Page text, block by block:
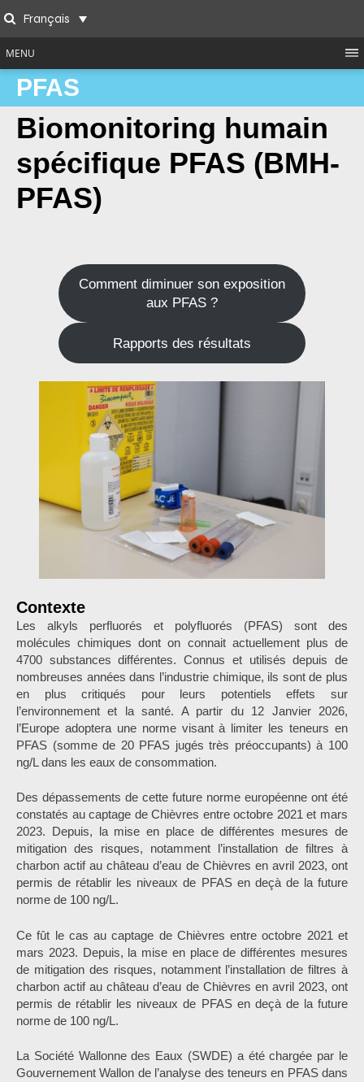
to
content
SearchFrançais
MENU
PFAS
Biomonitoring humain
spécifique PFAS (BMH-
PFAS)
Comment diminuer son exposition
aux PFAS ?
Rapports des résultats
Contexte
Les alkyls perfluorés et polyfluorés (PFAS) sont des
molécules chimiques dont on connait actuellement plus de
4700 substances différentes. Connus et utilisés depuis de
nombreuses années dans l’industrie chimique, ils sont de plus
en plus critiqués pour leurs potentiels effets sur
l’environnement et la santé. A partir du 12 Janvier 2026,
l’Europe adoptera une norme visant à limiter les teneurs en
PFAS (somme de 20 PFAS jugés très préoccupants) à 100
ng/L dans les eaux de consommation.
Des dépassements de cette future norme européenne ont été
constatés au captage de Chièvres entre octobre 2021 et mars
2023. Depuis, la mise en place de différentes mesures de
mitigation des risques, notamment l’installation de filtres à
charbon actif au château d’eau de Chièvres en avril 2023, ont
permis de rétablir les niveaux de PFAS en deçà de la future
norme de 100 ng/L.
Ce fût le cas au captage de Chièvres entre octobre 2021 et
mars 2023. Depuis, la mise en place de différentes mesures
de mitigation des risques, notamment l’installation de filtres à
charbon actif au château d’eau de Chièvres en avril 2023, ont
permis de rétablir les niveaux de PFAS en deçà de la future
norme de 100 ng/L.
La Société Wallonne des Eaux (SWDE) a été chargée par le
Gouvernement Wallon de l’analyse des teneurs en PFAS dans